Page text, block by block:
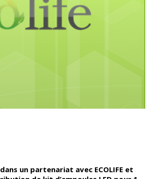
dans un partenariat avec ECOLIFE et